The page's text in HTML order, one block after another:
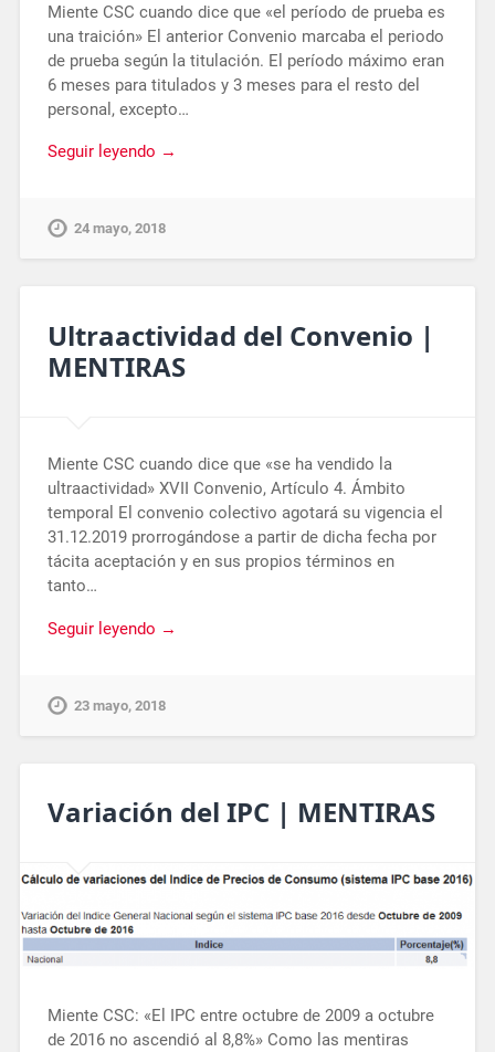
Miente CSC cuando dice que «el período de prueba es
una traición» El anterior Convenio marcaba el periodo
de prueba según la titulación. El período máximo eran
6 meses para titulados y 3 meses para el resto del
personal, excepto…
Seguir leyendo →
24 mayo, 2018
Ultraactividad del Convenio |
MENTIRAS
Miente CSC cuando dice que «se ha vendido la
ultraactividad» XVII Convenio, Artículo 4. Ámbito
temporal El convenio colectivo agotará su vigencia el
31.12.2019 prorrogándose a partir de dicha fecha por
tácita aceptación y en sus propios términos en
tanto…
Seguir leyendo →
23 mayo, 2018
Variación del IPC | MENTIRAS
Miente CSC: «El IPC entre octubre de 2009 a octubre
de 2016 no ascendió al 8,8%» Como las mentiras